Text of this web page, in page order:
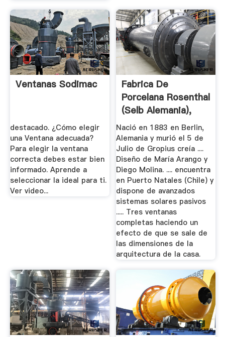
Ventanas Sodimac
destacado. ¿Cómo elegir
una Ventana adecuada?
Para elegir la ventana
correcta debes estar bien
informado. Aprende a
seleccionar la ideal para ti.
Ver video...
Fabrica De
Porcelana Rosenthal
(Selb Alemania),
Del.
Nació en 1883 en Berlin,
Alemania y murió el 5 de
Julio de Gropius creía ....
Diseño de María Arango y
Diego Molina. .... encuentra
en Puerto Natales (Chile) y
dispone de avanzados
sistemas solares pasivos
..... Tres ventanas
completas haciendo un
efecto de que se sale de
las dimensiones de la
arquitectura de la casa.